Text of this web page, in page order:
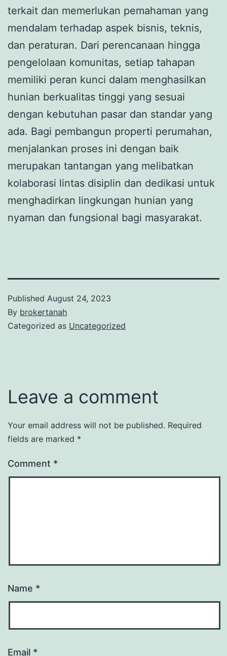
terkait dan memerlukan pemahaman yang
mendalam terhadap aspek bisnis, teknis,
dan peraturan. Dari perencanaan hingga
pengelolaan komunitas, setiap tahapan
memiliki peran kunci dalam menghasilkan
hunian berkualitas tinggi yang sesuai
dengan kebutuhan pasar dan standar yang
ada. Bagi pembangun properti perumahan,
menjalankan proses ini dengan baik
merupakan tantangan yang melibatkan
kolaborasi lintas disiplin dan dedikasi untuk
menghadirkan lingkungan hunian yang
nyaman dan fungsional bagi masyarakat.
Published August 24, 2023
By brokertanah
Categorized as Uncategorized
Leave a comment
Your email address will not be published. Required
fields are marked *
Comment *
Name *
Email *